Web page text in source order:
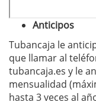
Anticipos
Tubancaja le
que llamar al
tubancaja.es y le
mensualidad
hasta 3 veces al